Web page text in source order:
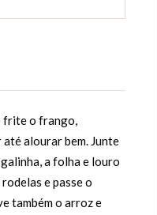
frite o frango,
alourar bem. Junte
a folha e louro
e passe o
também o arroz e